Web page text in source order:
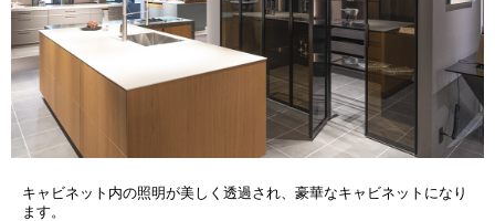
キャビネット内の照明が美しく透過され、豪華なキャビネットになり
ます。